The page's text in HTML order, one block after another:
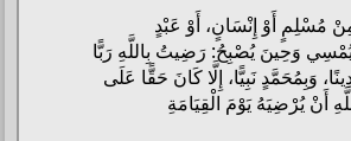
مُسْلِمٍ أَوْ إِنْسَانٍ، أَوْ عَبْدٍ
وَبِمُحَمَّدٍ نَبِيًّا، إِلَّا كَانَ حَقًّا عَلَى